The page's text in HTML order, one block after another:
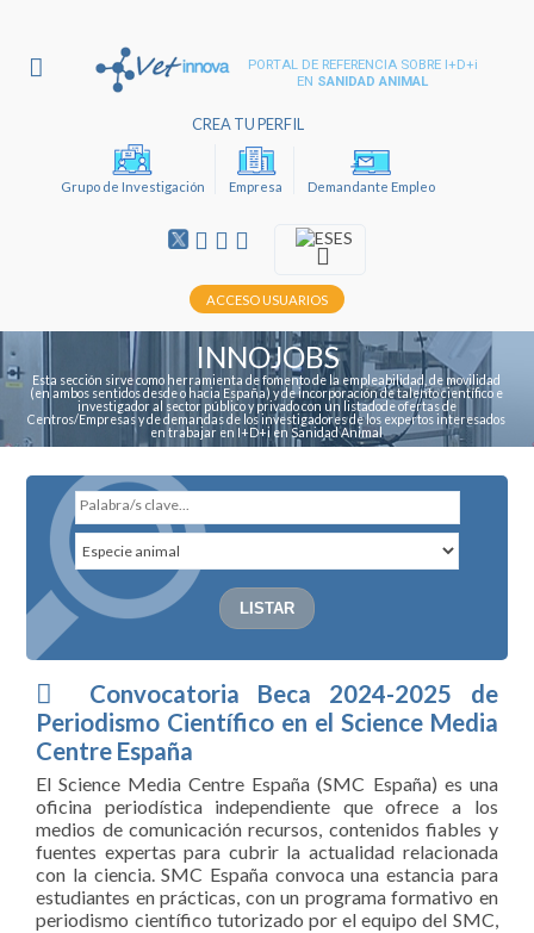
PORTAL DE REFERENCIA SOBRE I+D+i
EN SANIDAD ANIMAL
CREA TU PERFIL
Grupo de Investigación Empresa Demandante Empleo
ES
ACCESO USUARIOS
INNOJOBS
Esta sección sirve como herramienta de fomento de la empleabilidad, de movilidad
(en ambos sentidos desde o hacia España) y de incorporación de talento científico e
investigador al sector público y privado con un listadode ofertas de
Centros/Empresas y de demandas de los investigadores de los expertos interesados
en trabajar en I+D+i en Sanidad Animal
Convocatoria Beca 2024-2025 de
Periodismo Científico en el Science Media
Centre España
El Science Media Centre España (SMC España) es una
oficina periodística independiente que ofrece a los
medios de comunicación recursos, contenidos fiables y
fuentes expertas para cubrir la actualidad relacionada
con la ciencia. SMC España convoca una estancia para
estudiantes en prácticas, con un programa formativo en
periodismo científico tutorizado por el equipo del SMC,